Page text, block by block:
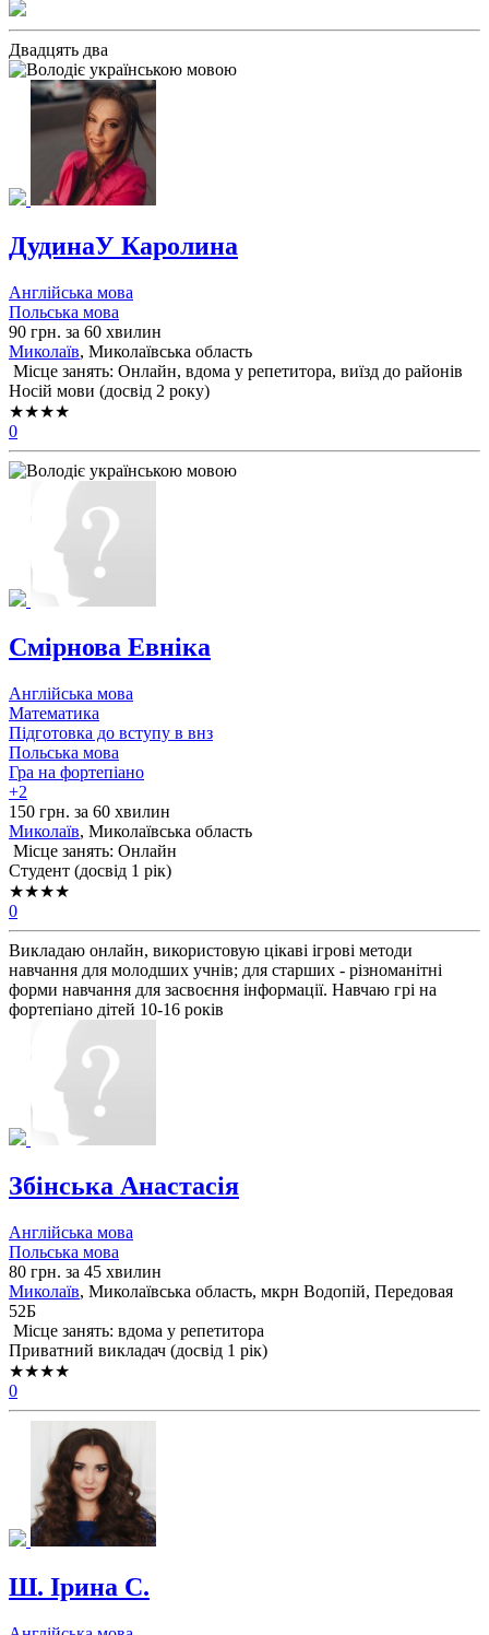
Двадцять два
ДудинаУ Каролина
Англійська мова
Польська мова
90 грн. за 60 хвилин
Миколаїв, Миколаївська область
Місце занять: Онлайн, вдома у репетитора, виїзд до районів
Носій мови (досвід 2 року)
★★★★
0
Смірнова Евніка
Англійська мова
Математика
Підготовка до вступу в внз
Польська мова
Гра на фортепіано
+2
150 грн. за 60 хвилин
Миколаїв, Миколаївська область
Місце занять: Онлайн
Cтудент (досвід 1 рік)
★★★★
0
Викладаю онлайн, використовую цікаві ігрові методи
навчання для молодших учнів; для старших - різноманітні
форми навчання для засвоєння інформації. Навчаю грі на
фортепіано дітей 10-16 років
Збінська Анастасія
Англійська мова
Польська мова
80 грн. за 45 хвилин
Миколаїв, Миколаївська область, мкрн Водопій, Передовая
52Б
Місце занять: вдома у репетитора
Приватний викладач (досвід 1 рік)
★★★★
0
Ш. Ірина C.